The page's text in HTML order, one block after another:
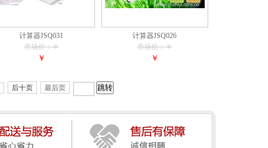
计算器JSQ031
市场价：￥
￥
计算器JSQ026
市场价：￥
￥
后十页 最后页